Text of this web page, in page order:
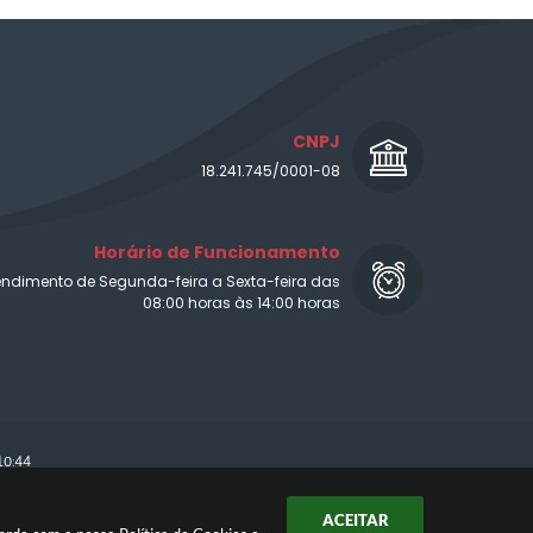
ACEITAR
CNPJ
18.241.745/0001-08
Horário de Funcionamento
de Segunda-feira a Sexta-feira das
08:00 horas às 14:00 horas